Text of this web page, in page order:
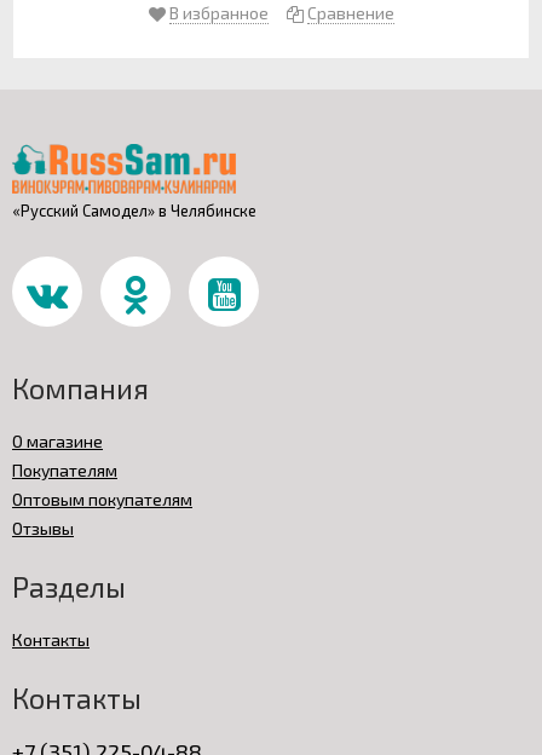
В избранное
Сравнение
«Русский Самодел» в Челябинске
Компания
О магазине
Покупателям
Оптовым покупателям
Отзывы
Разделы
Контакты
Контакты